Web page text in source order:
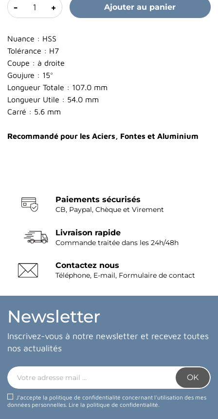
- + Ajouter au panier
Nuance : HSS
Tolérance : H7
Coupe : à droite
Goujure : 15°
Longueur Totale : 107.0 mm
Longueur Utile : 54.0 mm
Carré : 5.6 mm
Recommandé pour les Aciers, Fontes et Aluminium
Paiements sécurisés
CB, Paypal, Chèque et Virement
Livraison rapide
Commande traitée dans les 24h/48h
Contactez nous
Téléphone, E-mail, Formulaire de contact
Newsletter
Inscrivez-vous à notre newsletter et recevez toutes
nos actualités
J'accepte la politique de confidentialité concernant l'utilisation des mes
données personnelles. Lire la politique de confidentialité.